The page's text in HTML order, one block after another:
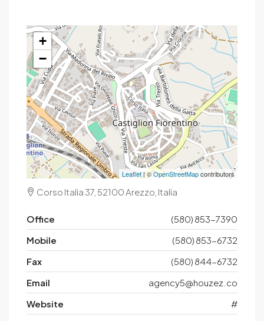
+
−
Leaflet| ©OpenStreetMapcontributors
Corso Italia 37, 52100 Arezzo, Italia
Office
(580) 853-7390
Mobile
(580) 853-6732
Fax
(580) 844-6732
Email
agency5@houzez.co
Website
#